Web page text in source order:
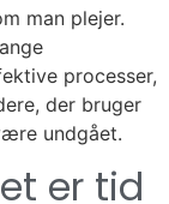
man plejer.
processer,
der bruger
undgået.
er tid